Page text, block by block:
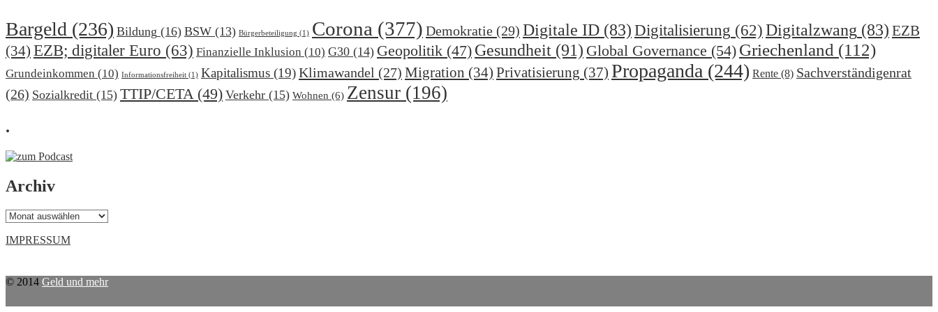
Bargeld (236) Bildung (16) BSW (13) Bürgerbeteiligung (1) Corona (377) Demokratie (29) Digitale ID (83) Digitalisierung (62) Digitalzwang (83) EZB
(34) EZB; digitaler Euro (63) Finanzielle Inklusion (10) G30 (14) Geopolitik (47) Gesundheit (91) Global Governance (54) Griechenland (112)
Grundeinkommen (10) Informationsfreiheit (1) Kapitalismus (19)Klimawandel (27) Migration (34) Privatisierung (37) Propaganda (244) Rente (8) Sachverständigenrat
(26) Sozialkredit (15) TTIP/CETA(49) Verkehr (15) Wohnen (6) Zensur (196)
.
Archiv
Archiv
IMPRESSUM
© 2014 Geld und mehr